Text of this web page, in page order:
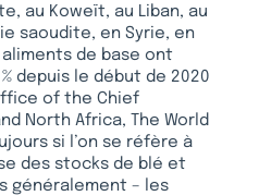
au Koweït, au Liban, au
saoudite, en Syrie, en
de base ont
depuis le début de 2020
of the Chief
North Africa, The World
si l’on se réfère à
des stocks de blé et
généralement – les